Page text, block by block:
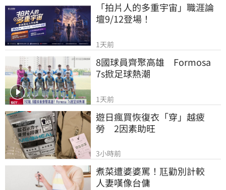
「拍片人的多重宇宙」職涯論
壇9/12登場！
1天前
8國球員齊聚高雄　Formosa
7s掀足球熱潮
1天前
遊日瘋買恢復衣「穿」越疲
勞　2因素助旺
3小時前
煮菜遭婆婆罵！尫勸別計較
人妻嘆像台傭